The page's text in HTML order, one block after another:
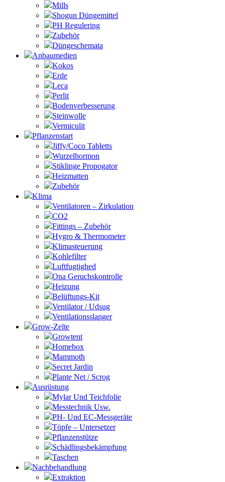
Mills
Shogun Düngemittel
PH Regulering
Zubehör
Düngeschemata
Anbaumedien
Kokos
Erde
Leca
Perlit
Bodenverbesserung
Steinwolle
Vermiculit
Pflanzenstart
Jiffy/Coco Tabletts
Wurzelhormon
Stiklinge Propogator
Heizmatten
Zubehör
Klima
Ventilatoren – Zirkulation
CO2
Fittings – Zubehör
Hygro & Thermometer
Klimasteuerung
Kohlefilter
Luftfugtighed
Ona Geruchskontrolle
Heizung
Belüftungs-Kit
Ventilator / Udsug
Ventilationsslanger
Grow-Zelte
Growtent
Homebox
Mammoth
Secret Jardin
Plante Net / Scrog
Ausrüstung
Mylar Und Teichfolie
Messtechnik Usw.
PH- Und EC-Messgeräte
Töpfe – Untersetzer
Pflanzenstütze
Schädlingsbekämpfung
Taschen
Nachbehandlung
Extraktion